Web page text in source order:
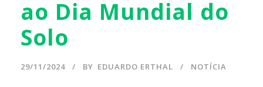
ao Dia Mundial do
Solo
29/11/2024 BY EDUARDO ERTHAL NOTÍCIA